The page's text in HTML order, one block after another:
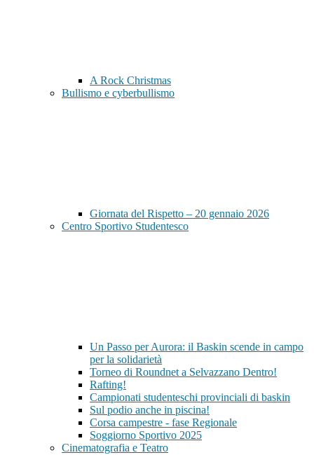
A Rock Christmas
Bullismo e cyberbullismo
Giornata del Rispetto – 20 gennaio 2026
Centro Sportivo Studentesco
Un Passo per Aurora: il Baskin scende in campo
per la solidarietà
Torneo di Roundnet a Selvazzano Dentro!
Rafting!
Campionati studenteschi provinciali di baskin
Sul podio anche in piscina!
Corsa campestre - fase Regionale
Soggiorno Sportivo 2025
Cinematografia e Teatro